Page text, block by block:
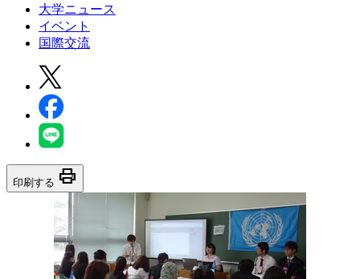
大学ニュース
イベント
国際交流
印刷する print